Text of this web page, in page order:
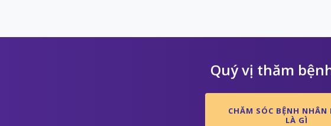
Quý vị thăm
CHĂM SÓC BỆNH NHÂN
LÀ GÌ